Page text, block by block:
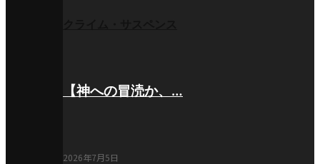
【神への冒涜か、…
2026年7月5日